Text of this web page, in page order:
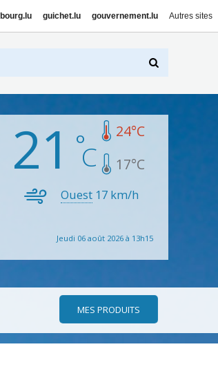
guichet.lu gouvernement.lu Autres sites
21 24°C
17°C
Ouest 17 km/h
Jeudi 06 août 2026 à 13h15
MES PRODUITS